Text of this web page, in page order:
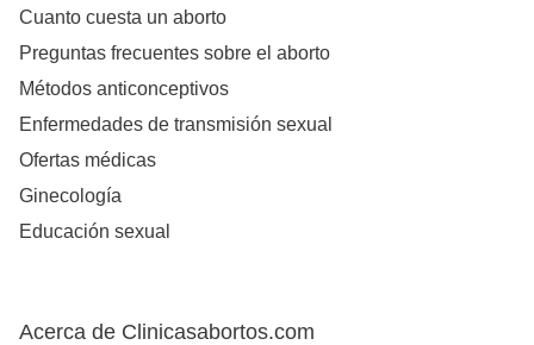
Cuanto cuesta un aborto
Preguntas frecuentes sobre el aborto
Métodos anticonceptivos
Enfermedades de transmisión sexual
Ofertas médicas
Ginecología
Educación sexual
Acerca de Clinicasabortos.com